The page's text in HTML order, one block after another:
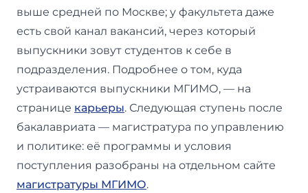
выше средней по Москве; у факультета даже
есть свой канал вакансий, через который
выпускники зовут студентов к себе в
подразделения. Подробнее о том, куда
устраиваются выпускники МГИМО, — на
странице карьеры. Следующая ступень после
бакалавриата — магистратура по управлению
и политике: её программы и условия
поступления разобраны на отдельном сайте
магистратуры МГИМО.